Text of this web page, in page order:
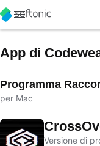
App di
Programma
per Mac
Versione di